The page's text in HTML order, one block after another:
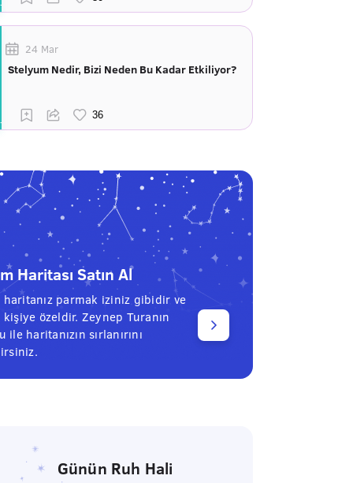
24 Mar
Stelyum Nedir, Bizi Neden Bu Kadar Etkiliyor?
Haritası Satın Al
haritanız parmak iziniz gibidir ve
kişiye özeldir. Zeynep Turanın
ile haritanızın sırlanırını
Günün Ruh Hali